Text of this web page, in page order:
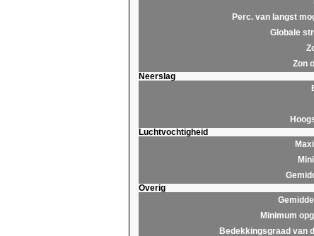
Perc. van langst
Globale
Zon
Neerslag
Luchtvochtigheid
Overig
Minimum
Bedekkingsgraad van